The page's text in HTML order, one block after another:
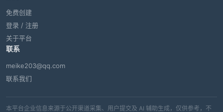
免费创建
登录 / 注册
关于平台
联系
meike203@qq.com
联系我们
本平台企业信息来源于公开渠道采集、用户提交及 AI 辅助生成，仅供参考，不